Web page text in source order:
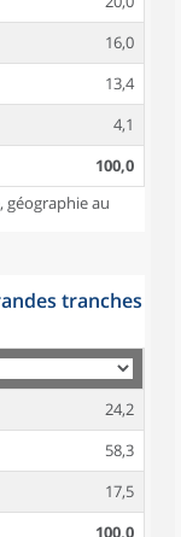
16,0
13,4
4,1
100,0
géographie au
tranches
24,2
58,3
17,5
100,0